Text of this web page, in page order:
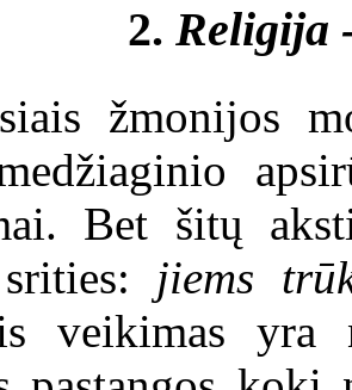
2. Religija
žmonijos
Bet šitų
jiems
veikimas yra